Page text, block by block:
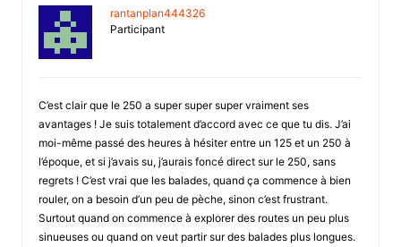
rantanplan444326
Participant
C’est clair que le 250 a super super super vraiment ses
avantages ! Je suis totalement d’accord avec ce que tu dis. J’ai
moi-même passé des heures à hésiter entre un 125 et un 250 à
l’époque, et si j’avais su, j’aurais foncé direct sur le 250, sans
regrets ! C’est vrai que les balades, quand ça commence à bien
rouler, on a besoin d’un peu de pèche, sinon c’est frustrant.
Surtout quand on commence à explorer des routes un peu plus
sinueuses ou quand on veut partir sur des balades plus longues.